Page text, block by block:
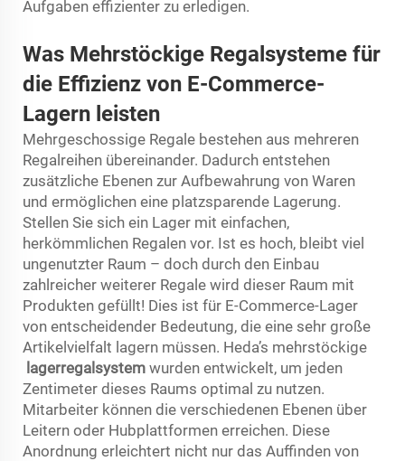
Aufgaben effizienter zu erledigen.
Was Mehrstöckige Regalsysteme für
die Effizienz von E-Commerce-
Lagern leisten
Mehrgeschossige Regale bestehen aus mehreren
Regalreihen übereinander. Dadurch entstehen
zusätzliche Ebenen zur Aufbewahrung von Waren
und ermöglichen eine platzsparende Lagerung.
Stellen Sie sich ein Lager mit einfachen,
herkömmlichen Regalen vor. Ist es hoch, bleibt viel
ungenutzter Raum – doch durch den Einbau
zahlreicher weiterer Regale wird dieser Raum mit
Produkten gefüllt! Dies ist für E-Commerce-Lager
von entscheidender Bedeutung, die eine sehr große
Artikelvielfalt lagern müssen. Heda’s mehrstöckige
lagerregalsystem wurden entwickelt, um jeden
Zentimeter dieses Raums optimal zu nutzen.
Mitarbeiter können die verschiedenen Ebenen über
Leitern oder Hubplattformen erreichen. Diese
Anordnung erleichtert nicht nur das Auffinden von